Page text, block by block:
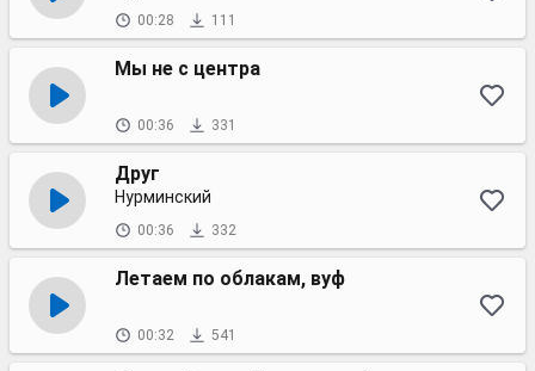
00:28 111
Мы не с центра
00:36 331
Друг
Нурминский
00:36 332
Летаем по облакам, вуф
00:32 541